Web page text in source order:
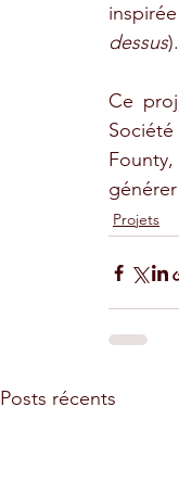
dessus).
Ce
Projets
Posts récents